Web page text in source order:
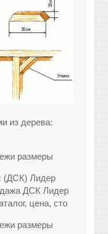
из дерева:
(ДСК) Лидер
ДСК Лидер
цена, сто